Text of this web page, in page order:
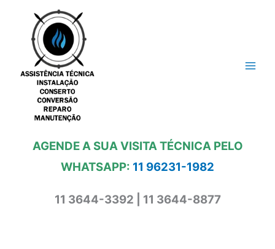
conteúdo
AGENDE A SUA VISITA TÉCNICA PELO
WHATSAPP: 11 96231-1982
11 3644-3392 | 11 3644-8877